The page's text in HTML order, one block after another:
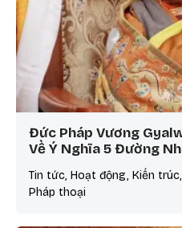
Đức Pháp Vương
Về Ý Nghĩa 5 Đường
Tin tức, Hoạt động, Kiến
Pháp thoại